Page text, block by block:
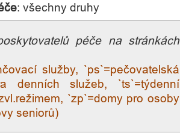
: všechny druhy
péče na stránkách
služby, `ps`=pečovatelská
denních služeb, `ts`=týdenní
`zp`=domy pro osoby
seniorů)